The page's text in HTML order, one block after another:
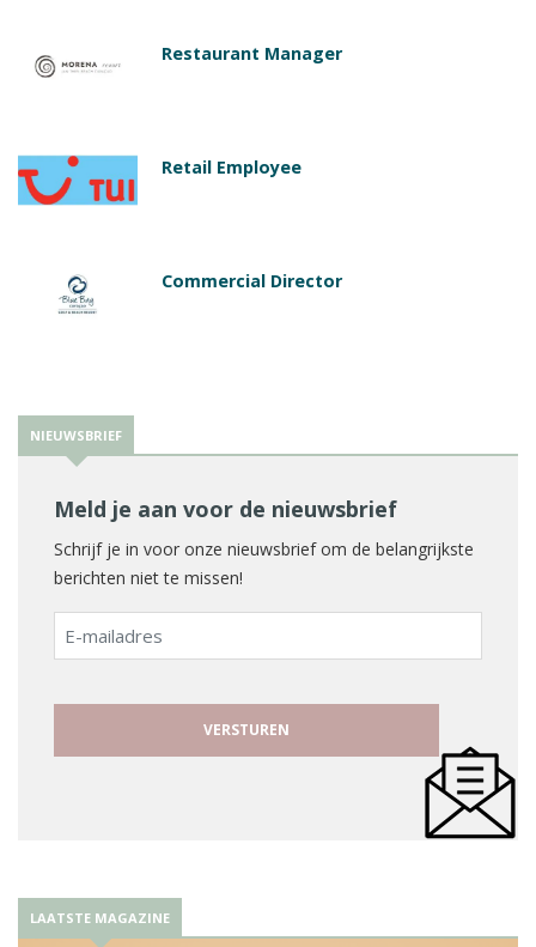
Restaurant Manager
Retail Employee
Commercial Director
NIEUWSBRIEF
Meld je aan voor de nieuwsbrief
Schrijf je in voor onze nieuwsbrief om de belangrijkste
berichten niet te missen!
E-
mailadres
LAATSTE MAGAZINE